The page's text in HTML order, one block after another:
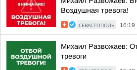
Воздушная тревога!
СЕВАСТОПОЛЬ 16:19
Михаил Развожаев:
тревоги